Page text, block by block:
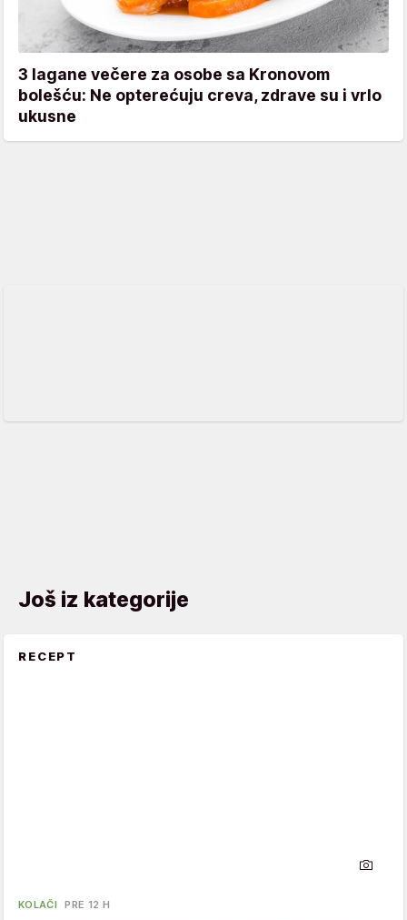
3 lagane večere za osobe sa Kronovom
bolešću: Ne opterećuju creva, zdrave su i vrlo
ukusne
Još iz kategorije
RECEPT
KOLAČI PRE 12 H